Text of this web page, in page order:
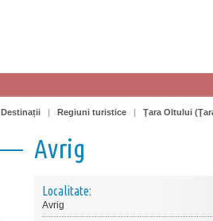
Destinații | Regiuni turistice | Ţara Oltului
Avrig
Localitate:
Avrig